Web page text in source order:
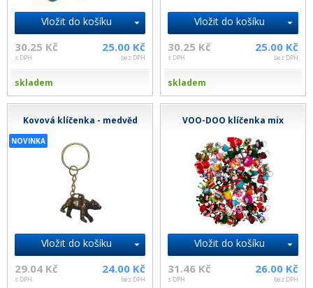
Vložit do košíku
30.25 Kč
s DPH
25.00 Kč
bez DPH
skladem
Vložit do košíku
30.25 Kč
s DPH
25.00 Kč
bez DPH
skladem
Kovová klíčenka - medvěd
NOVINKA
Vložit do košíku
29.04 Kč
s DPH
24.00 Kč
bez DPH
VOO-DOO klíčenka mix
Vložit do košíku
31.46 Kč
s DPH
26.00 Kč
bez DPH